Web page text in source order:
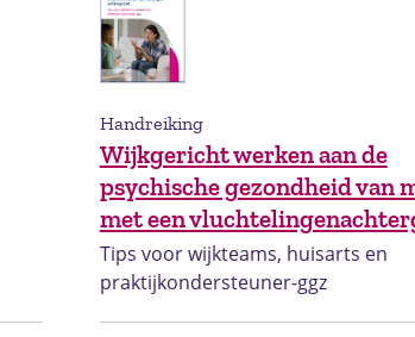
Wijkgericht werken aan de
psychische gezondheid van
met een
Handreiking
Tips voor wijkteams, huisarts en
praktijkondersteuner-ggz